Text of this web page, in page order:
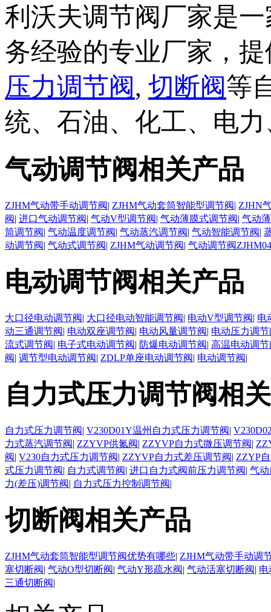
利沃夫调节阀厂家是
务经验的专业厂家，
压力调节阀, 切断阀等
统、石油、化工、电
气动调节阀相关产品
ZJHM气动带手动调节阀| ZJHM气动套筒智能型调节阀| ZJHN
阀| 进口气动调节阀| 气动V型调节阀| 气动薄膜式调节阀| 气动
筒调节阀| 气动温度调节阀| 气动蒸汽调节阀| 气动智能调节阀|
动调节阀| 气动式调节阀| ZJHM气动调节阀| 气动调节阀ZJHM04
电动调节阀相关产品
大口径电动调节阀| 大口径电动智能调节阀| 电动V型调节阀| 电
动三通调节阀| 电动双座调节阀| 电动风量调节阀| 电动压力调节
流式调节阀| 电子式电动调节阀| 防爆电动调节阀| 高温电动调节
阀| 调节型电动调节阀| ZDLP单座电动调节阀| 电动调节阀|
自力式压力调节阀相
自力式压力调节阀| V230D01Y温州自力式压力调节阀|
力式蒸汽调节阀| ZZYVP供氮阀| ZZYVP自力式微压调节阀|
阀| V230自力式压力调节阀| ZZYVP自力式差压调节阀| ZZYP
式压力调节阀| 自力式调节阀| 进口自力式阀前压力调节阀| 气
力(差压)调节阀| 自力式压力控制调节阀|
切断阀相关产品
ZJHM气动套筒智能型调节阀优势有哪些| ZJHM气动带手动调
塞切断阀| 气动O型切断阀| 气动Y形疏水阀| 气动活塞切断阀| 电
三通切断阀|